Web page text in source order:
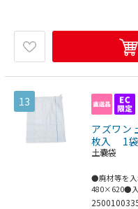
13
アズワ
枚入 1袋
土嚢袋
●廃材等を入
480×620●
（kg）：約